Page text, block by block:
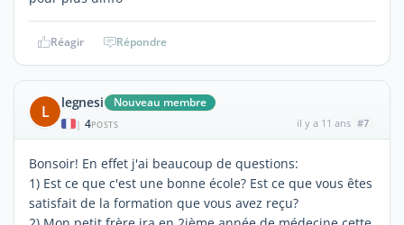
Réagir Répondre
L legnesi Nouveau membre
| 4POSTS il y a 11 ans #7
Bonsoir! En effet j'ai beaucoup de questions:
1) Est ce que c'est une bonne école? Est ce que vous êtes
satisfait de la formation que vous avez reçu?